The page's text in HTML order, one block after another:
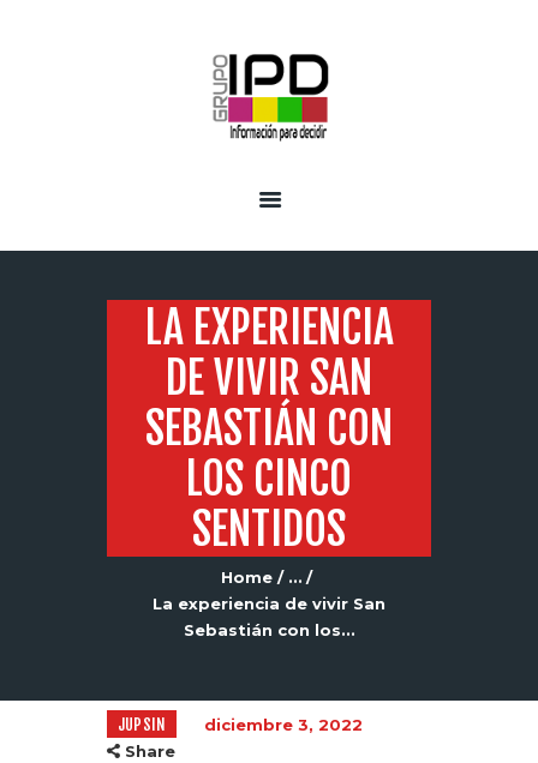
LA EXPERIENCIA
DE VIVIR SAN
SEBASTIÁN CON
LOS CINCO
SENTIDOS
Home
...
La experiencia de vivir San
Sebastián con los...
JUPSIN
diciembre 3, 2022
Share